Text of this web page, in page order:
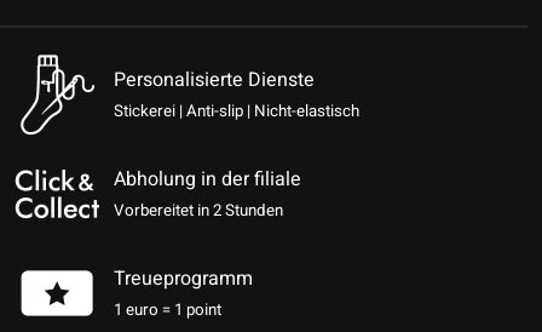
Personalisierte Dienste
Stickerei | Anti-slip | Nicht-elastisch
Abholung in der filiale
Vorbereitet in 2 Stunden
Treueprogramm
1 euro = 1 point